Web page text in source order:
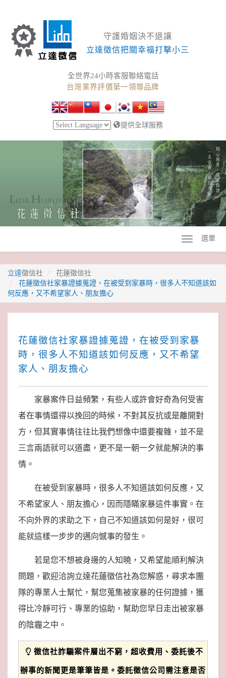
守護婚姻決不退讓
立達徵信把關幸福打擊小三
全世界24小時客服聯絡電話
台灣業界評價第一領導品牌
提供全球服務
選單
立達徵信社
花蓮徵信社
花蓮徵信社家暴證據蒐證，在被受到家暴時，很多人不知道該如
何反應，又不希望家人、朋友擔心
花蓮徵信社家暴證據蒐證，在被受到家暴
時，很多人不知道該如何反應，又不希望
家人、朋友擔心
家暴案件日益頻繁，有些人或許會好奇為何受害
者在事情還得以挽回的時候，不對其反抗或是離開對
方，但其實事情往往比我們想像中還要複雜，並不是
三言兩語就可以道盡，更不是一朝一夕就能解決的事
情。
在被受到家暴時，很多人不知道該如何反應，又
不希望家人、朋友擔心，因而隱瞞家暴這件事實。在
不向外界的求助之下，自己不知道該如何是好，很可
能就這樣一步步的邁向憾事的發生。
若是您不想被身邊的人知曉，又希望能順利解決
問題，歡迎洽詢立達花蓮徵信社為您解惑，尋求本團
隊的專業人士幫忙，幫您蒐集被家暴的任何證據，獲
得比冷靜可行、專業的協助，幫助您早日走出被家暴
的陰霾之中。
徵信社詐騙案件層出不窮，超收費用、委託後不
辦事的新聞更是筆筆皆是。委託徵信公司需注意是否